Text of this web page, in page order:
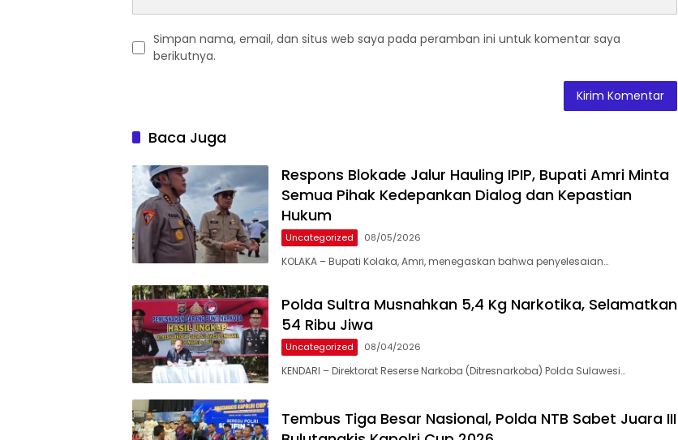
Simpan nama, email, dan situs web saya pada peramban ini untuk komentar saya
berikutnya.
Baca Juga
Respons Blokade Jalur Hauling IPIP, Bupati Amri Minta
Semua Pihak Kedepankan Dialog dan Kepastian
Hukum
Uncategorized 08/05/2026
KOLAKA – Bupati Kolaka, Amri, menegaskan bahwa penyelesaian…
Polda Sultra Musnahkan 5,4 Kg Narkotika, Selamatkan
54 Ribu Jiwa
Uncategorized 08/04/2026
KENDARI – Direktorat Reserse Narkoba (Ditresnarkoba) Polda Sulawesi…
Tembus Tiga Besar Nasional, Polda NTB Sabet Juara III